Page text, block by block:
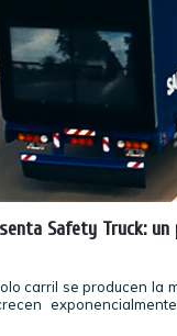
Safety Truck:
carril se producen la